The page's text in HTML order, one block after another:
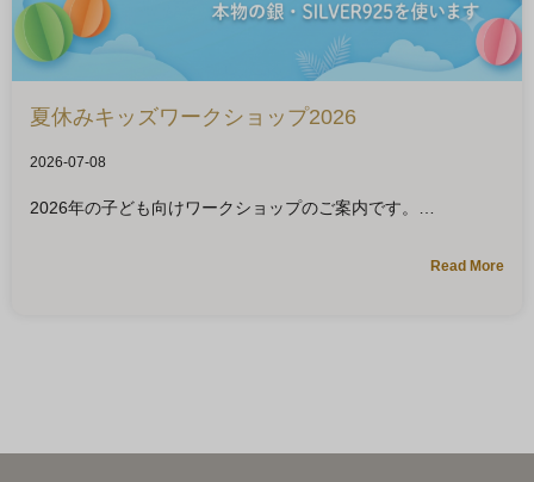
夏休みキッズワークショップ2026
2026-07-08
2026年の子ども向けワークショップのご案内です。
Read More